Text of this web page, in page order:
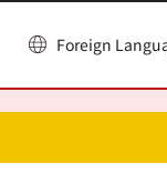
Foreign